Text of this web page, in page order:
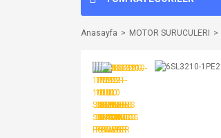
Anasayfa MOTOR SURUCULERI